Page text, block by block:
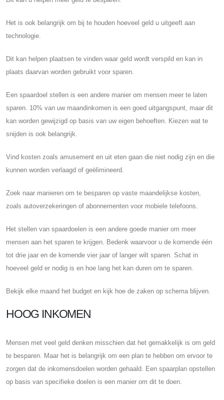
Het is ook belangrijk om bij te houden hoeveel geld u uitgeeft aan
technologie.
Dit kan helpen plaatsen te vinden waar geld wordt verspild en kan in
plaats daarvan worden gebruikt voor sparen.
Een spaardoel stellen is een andere manier om mensen meer te laten
sparen. 10% van uw maandinkomen is een goed uitgangspunt, maar dit
kan worden gewijzigd op basis van uw eigen behoeften. Kiezen wat te
snijden is ook belangrijk.
Vind kosten zoals amusement en uit eten gaan die niet nodig zijn en die
kunnen worden verlaagd of geëlimineerd.
Zoek naar manieren om te besparen op vaste maandelijkse kosten,
zoals autoverzekeringen of abonnementen voor mobiele telefoons.
Het stellen van spaardoelen is een andere goede manier om meer
mensen aan het sparen te krijgen. Bedenk waarvoor u de komende één
tot drie jaar en de komende vier jaar of langer wilt sparen. Schat in
hoeveel geld er nodig is en hoe lang het kan duren om te sparen.
Bekijk elke maand het budget en kijk hoe de zaken op schema blijven.
HOOG INKOMEN
Mensen met veel geld denken misschien dat het gemakkelijk is om geld
te besparen. Maar het is belangrijk om een ​​plan te hebben om ervoor te
zorgen dat de inkomensdoelen worden gehaald. Een spaarplan opstellen
op basis van specifieke doelen is een manier om dit te doen.